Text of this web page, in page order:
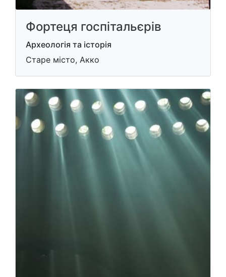
Фортеця госпітальєрів
Археологія та історія
Старе місто, Акко